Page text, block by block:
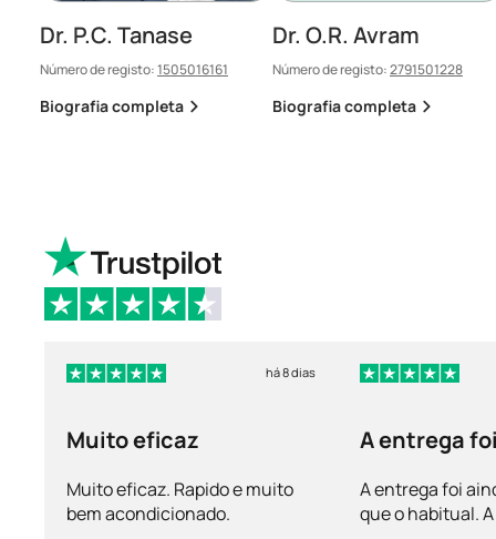
Dr. P.C. Tanase
Número de registo:1505016161
Biografia completa
Dr. O.R. Avram
Número de registo:2791501228
Biografia completa
há 8 dias
Muito eficaz
Muito eficaz. Rapido e muito
bem acondicionado.
A entrega
A entrega foi
que o habitual.